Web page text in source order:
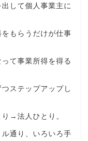
して個人事業主に
もらうだけが仕事
て事業所得を得る
ステップアップし
→法人ひとり。
通り、いろいろ手